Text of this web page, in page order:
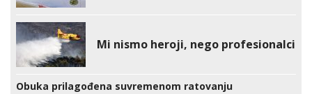
Mi nismo heroji, nego profesionalci
Obuka prilagođena suvremenom ratovanju